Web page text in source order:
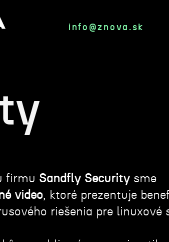
info@znova.sk
firmu Sandfly Security sme
video, ktoré prezentuje
riešenia pre linuxové